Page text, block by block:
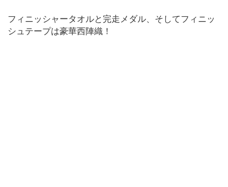
フィニッシャータオルと完走メダル、そしてフィニッ
シュテープは豪華西陣織！